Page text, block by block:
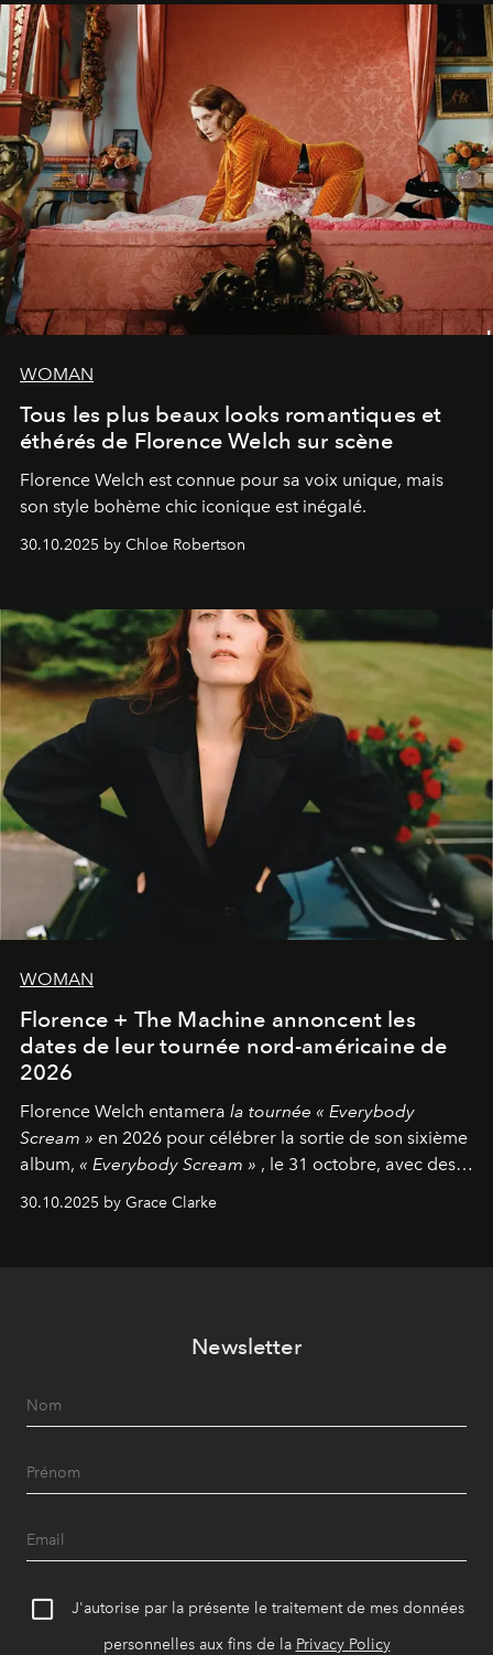
WOMAN
Tous les plus beaux looks romantiques et
éthérés de Florence Welch sur scène
Florence Welch est connue pour sa voix unique, mais
son style bohème chic iconique est inégalé.
30.10.2025 by Chloe Robertson
WOMAN
Florence + The Machine annoncent les
dates de leur tournée nord-américaine de
2026
Florence Welch entamera la tournée « Everybody
Scream » en 2026 pour célébrer la sortie de son sixième
album, « Everybody Scream » , le 31 octobre, avec des
dates nord-américaines débutant en avril prochain.
30.10.2025 by Grace Clarke
Newsletter
J'autorise par la présente le traitement de mes données
personnelles aux fins de la Privacy Policy